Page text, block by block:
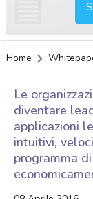
Home
Le
diventare
applicazioni
intuitivi,
programma